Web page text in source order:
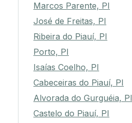
Marcos Parente, PI
José de Freitas, PI
Ribeira do Piauí, PI
Porto, PI
Isaías Coelho, PI
Cabeceiras do Piauí, PI
Alvorada do Gurguéia, PI
Castelo do Piauí, PI